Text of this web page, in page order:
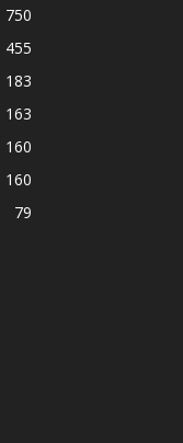
750
455
183
163
160
160
79